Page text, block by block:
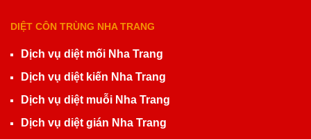
DIỆT CÔN TRÙNG NHA TRANG
Dịch vụ diệt mối Nha Trang
Dịch vụ diệt kiến Nha Trang
Dịch vụ diệt muỗi Nha Trang
Dịch vụ diệt gián Nha Trang